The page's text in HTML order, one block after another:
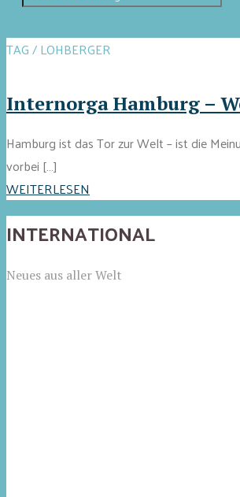
TAG / LOHBERGER
Internorga Hamburg –
Hamburg ist das Tor zur Welt – ist die
vorbei […]
WEITERLESEN
INTERNATIONAL
Neues aus aller Welt